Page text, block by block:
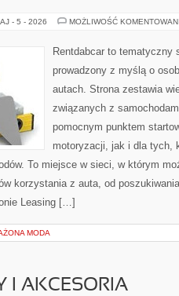
- 5 - 2026 MOŻLIWOŚĆ
Rentdabcar to tematyczny
prowadzony z myślą o
autach. Strona zestawia
związanych z
pomocnym punktem
motoryzacji, jak i dla tych,
To miejsce w sieci, w którym
korzystania z auta, od
Leasing […]
MODA
I AKCESORIA